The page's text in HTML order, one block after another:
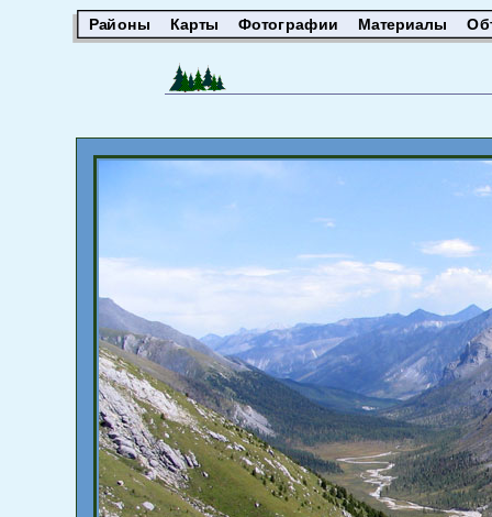
Районы Карты Фотографии Материалы